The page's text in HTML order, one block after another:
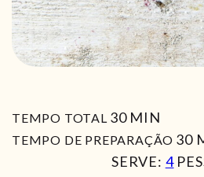
TEMPO TOTAL 30MIN
MIN
TEMPO DE PREPARAÇÃO 30
SERVE: 4